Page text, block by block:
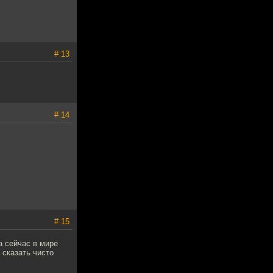
# 13
# 14
# 15
сейчас в мире
чисто